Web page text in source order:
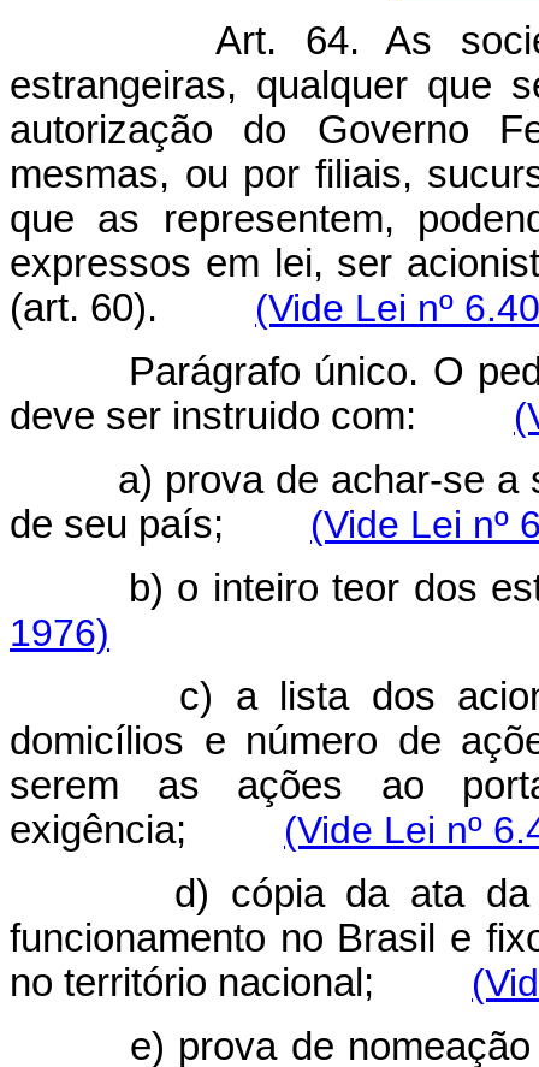
Art. 64. As
estrangeiras, qualquer que
autorização do Governo
mesmas, ou por filiais,
que as representem,
expressos em lei, ser
(art. 60).
(Vide Lei nº
Parágrafo único. O
deve ser instruido com:
a) prova de achar-se a
de seu país;
(Vide Lei nº
b) o inteiro teor dos
1976)
c) a lista dos
domicílios e número de
serem as ações ao
exigência;
(Vide Lei nº
d) cópia da ata da
funcionamento no Brasil e
no território nacional;
e) prova de